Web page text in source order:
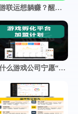
手游联运想躺赚？醒醒！这几个运营细节，才是决定你收入的分水岭
为什么游戏公司宁愿“慢工出细活”？揭秘细节控背后的商业智慧